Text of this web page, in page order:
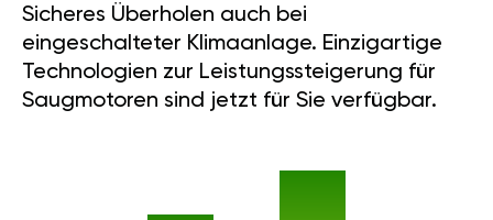
Sicheres Überholen auch bei
eingeschalteter Klimaanlage. Einzigartige
Technologien zur Leistungssteigerung für
Saugmotoren sind jetzt für Sie verfügbar.